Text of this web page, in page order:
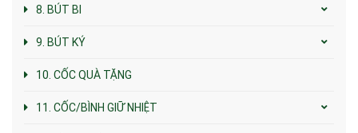
8. BÚT BI
9. BÚT KÝ
10. CỐC QUÀ TẶNG
11. CỐC/BÌNH GIỮ NHIỆT